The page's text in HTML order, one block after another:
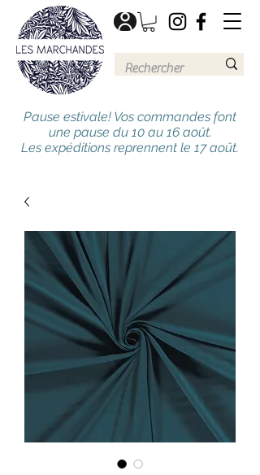
Pause estivale! Vos commandes font
une pause du 10 au 16 août.
Les expéditions reprennent le 17 août.